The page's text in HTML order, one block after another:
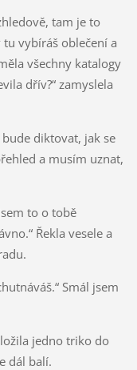
tam je to
vybíráš oblečení a
všechny katalogy
dřív?“ zamyslela
diktovat, jak se
a musím uznat,
to o tobě
Řekla vesele a
Smál jsem
jedno triko do
dál balí.